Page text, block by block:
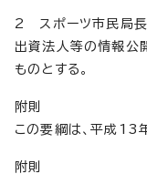
2 スポーツ市民局長
出資法人等の情報公
ものとする。
附則
この要綱は、平成13
附則